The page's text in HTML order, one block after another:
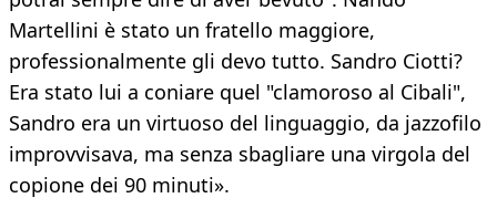
Martellini è stato un fratello maggiore,
professionalmente gli devo tutto. Sandro Ciotti?
Era stato lui a coniare quel "clamoroso al Cibali",
Sandro era un virtuoso del linguaggio, da jazzofilo
improvvisava, ma senza sbagliare una virgola del
copione dei 90 minuti».